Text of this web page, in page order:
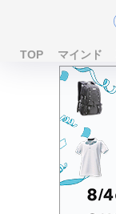
TOP マインド